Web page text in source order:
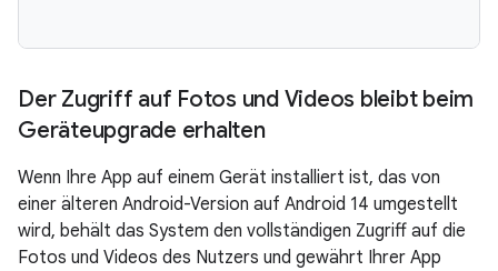
Der Zugriff auf Fotos und Videos bleibt beim
Geräteupgrade erhalten
Wenn Ihre App auf einem Gerät installiert ist, das von
einer älteren Android-Version auf Android 14 umgestellt
wird, behält das System den vollständigen Zugriff auf die
Fotos und Videos des Nutzers und gewährt Ihrer App